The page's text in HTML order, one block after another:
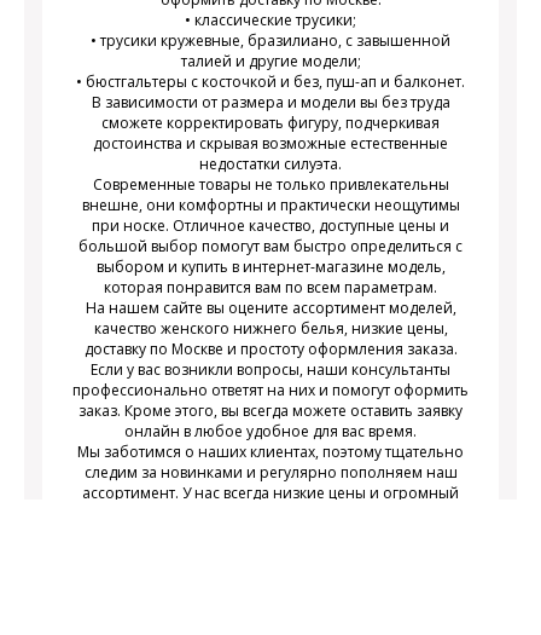
• классические трусики;
• трусики кружевные, бразилиано, с завышенной
талией и другие модели;
• бюстгальтеры с косточкой и без, пуш-ап и балконет.
В зависимости от размера и модели вы без труда
сможете корректировать фигуру, подчеркивая
достоинства и скрывая возможные естественные
недостатки силуэта.
Современные товары не только привлекательны
внешне, они комфортны и практически неощутимы
при носке. Отличное качество, доступные цены и
большой выбор помогут вам быстро определиться с
выбором и купить в интернет-магазине модель,
которая понравится вам по всем параметрам.
На нашем сайте вы оцените ассортимент моделей,
качество женского нижнего белья, низкие цены,
доставку по Москве и простоту оформления заказа.
Если у вас возникли вопросы, наши консультанты
профессионально ответят на них и помогут оформить
заказ. Кроме этого, вы всегда можете оставить заявку
онлайн в любое удобное для вас время.
Мы заботимся о наших клиентах, поэтому тщательно
следим за новинками и регулярно пополняем наш
ассортимент. У нас всегда низкие цены и огромный